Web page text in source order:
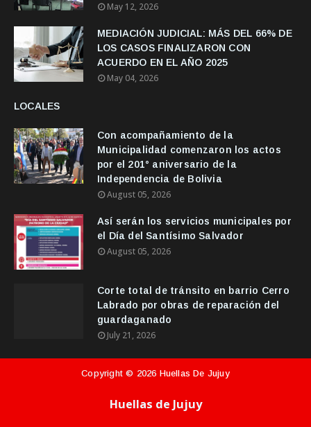
May 12, 2026
MEDIACIÓN JUDICIAL: MÁS DEL 66% DE
LOS CASOS FINALIZARON CON
ACUERDO EN EL AÑO 2025
May 04, 2026
LOCALES
Con acompañamiento de la
Municipalidad comenzaron los actos
por el 201° aniversario de la
Independencia de Bolivia
August 05, 2026
Así serán los servicios municipales por
el Día del Santísimo Salvador
August 05, 2026
Corte total de tránsito en barrio Cerro
Labrado por obras de reparación del
guardaganado
July 21, 2026
Copyright © 2026 Huellas De Jujuy
Huellas de Jujuy